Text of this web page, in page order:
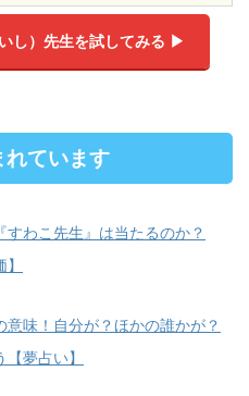
し）先生を試してみる ▶︎
れています
すわこ先生』は当たるのか？
意味！自分が？ほかの誰かが？
夢占い】